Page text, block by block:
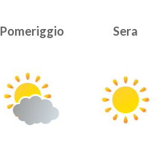
Pomeriggio Sera